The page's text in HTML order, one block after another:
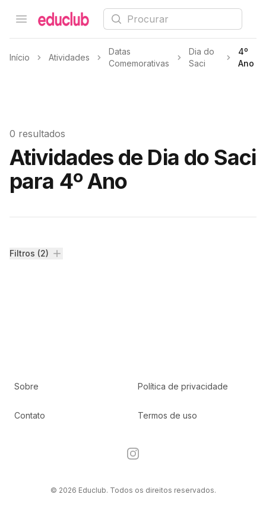
Open menu
Educlub Procurar
Início Atividades
Datas
Comemorativas
Dia do
Saci
4º
Ano
0 resultados
Atividades de Dia do Saci
para 4º Ano
Filtros
Filtros (2)
Sobre
Contato
Política de privacidade
Termos de uso
Instagram
© 2026 Educlub. Todos os direitos reservados.